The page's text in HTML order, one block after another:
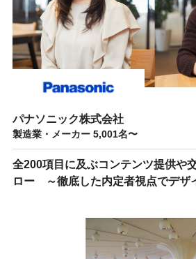
パナソニック株式会社
製造業・メーカー 5,001名〜
全200項目に及ぶコンテンツ提供や
ロー ～徹底した内定者視点でデザ